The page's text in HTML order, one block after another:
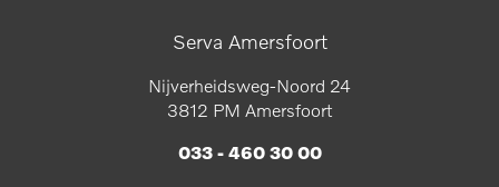
Serva Amersfoort
Nijverheidsweg-Noord 24
3812 PM Amersfoort
033 - 460 30 00